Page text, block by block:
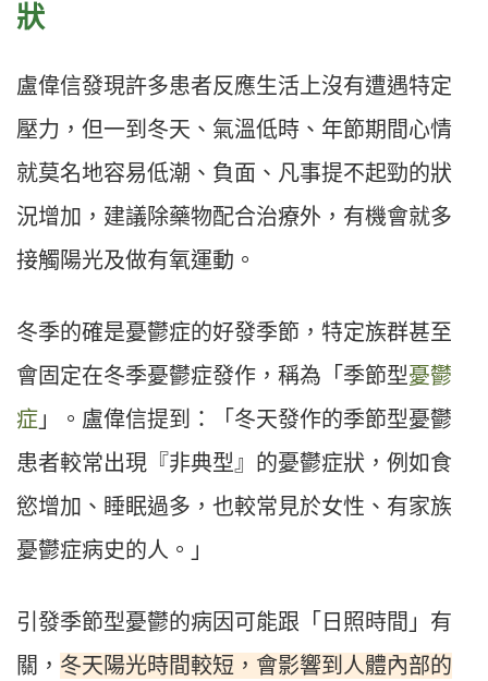
狀
盧偉信發現許多患者反應生活上沒有遭遇特定
壓力，但一到冬天、氣溫低時、年節期間心情
就莫名地容易低潮、負面、凡事提不起勁的狀
況增加，建議除藥物配合治療外，有機會就多
接觸陽光及做有氧運動。
冬季的確是憂鬱症的好發季節，特定族群甚至
會固定在冬季憂鬱症發作，稱為「季節型憂鬱
症 」。盧偉信提到：「冬天發作的季節型憂鬱
患者較常出現『非典型』的憂鬱症狀，例如食
慾增加、睡眠過多，也較常見於女性、有家族
憂鬱症病史的人。」
引發季節型憂鬱的病因可能跟「日照時間」有
關， 冬天陽光時間較短，會影響到人體內部的